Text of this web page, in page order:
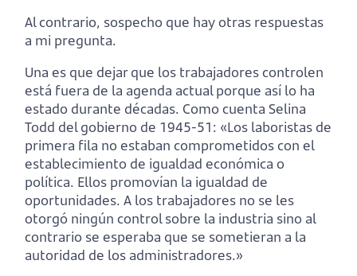
Al contrario, sospecho que hay otras respuestas
a mi pregunta.
Una es que dejar que los trabajadores controlen
está fuera de la agenda actual porque así lo ha
estado durante décadas. Como cuenta Selina
Todd del gobierno de 1945-51: «Los laboristas de
primera fila no estaban comprometidos con el
establecimiento de igualdad económica o
política. Ellos promovían la igualdad de
oportunidades. A los trabajadores no se les
otorgó ningún control sobre la industria sino al
contrario se esperaba que se sometieran a la
autoridad de los administradores.»